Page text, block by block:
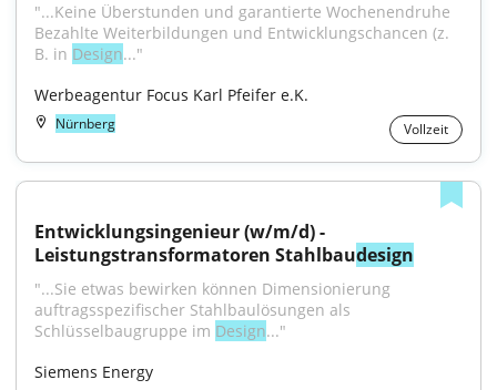
"...Keine Überstunden und garantierte Wochenendruhe
Bezahlte Weiterbildungen und Entwicklungschancen (z.
B. in Design..."
Werbeagentur Focus Karl Pfeifer e.K.
Nürnberg Vollzeit
Entwicklungsingenieur (w/m/d) -
Leistungstransformatoren Stahlbaudesign
"...Sie etwas bewirken können Dimensionierung
auftragsspezifischer Stahlbaulösungen als
Schlüsselbaugruppe im Design..."
Siemens Energy